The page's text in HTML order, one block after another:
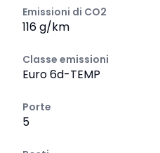
Emissioni di CO2
116 g/km
Classe emissioni
Euro 6d-TEMP
Porte
5